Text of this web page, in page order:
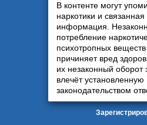
В контенте могут
наркотики и
информация.
потребление
психотропных
причиняет вред
их незаконный оборот
влечёт установленную
законодательством